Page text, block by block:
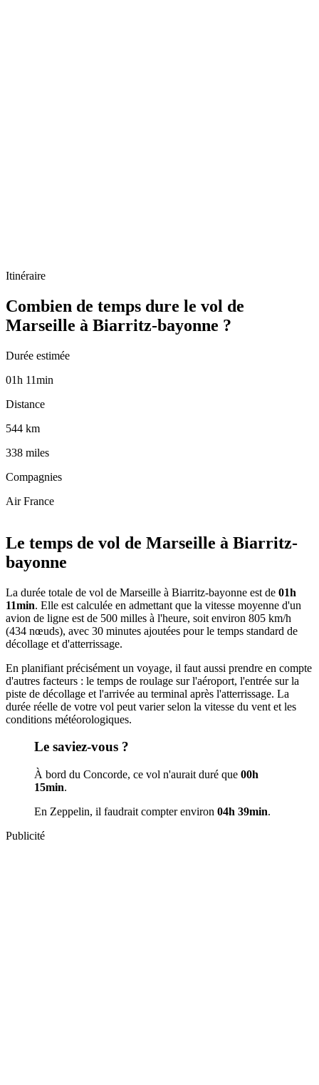
Itinéraire
Combien de temps dure le vol de
Marseille à Biarritz-bayonne ?
Durée estimée
01h 11min
Distance
544 km
338 miles
Compagnies
Air France
+
−
Le temps de vol de Marseille à Biarritz-
bayonne
La durée totale de vol de Marseille à Biarritz-bayonne est de 01h
11min. Elle est calculée en admettant que la vitesse moyenne d'un
avion de ligne est de 500 milles à l'heure, soit environ 805 km/h
(434 nœuds), avec 30 minutes ajoutées pour le temps standard de
décollage et d'atterrissage.
En planifiant précisément un voyage, il faut aussi prendre en compte
d'autres facteurs : le temps de roulage sur l'aéroport, l'entrée sur la
piste de décollage et l'arrivée au terminal après l'atterrissage. La
durée réelle de votre vol peut varier selon la vitesse du vent et les
conditions météorologiques.
Le saviez-vous ?
À bord du Concorde, ce vol n'aurait duré que 00h
15min.
En Zeppelin, il faudrait compter environ 04h 39min.
Publicité